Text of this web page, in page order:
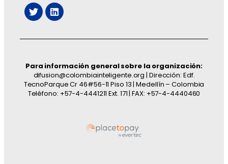
Para información general sobre la organización:
difusion@colombiainteligente.org | Dirección: Edf.
TecnoParque Cr 46#56-11 Piso 13 | Medellín – Colombia
Teléfono: +57-4-4441211 Ext. 171 | FAX: +57-4-4440460